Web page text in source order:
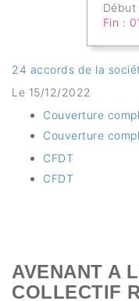
Fin :
24 accords de la
Le 15/12/2022
Couverture
Couverture
CFDT
CFDT
AVENANT A
COLLECTIF